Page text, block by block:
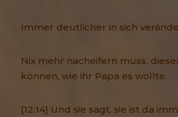
Immer deutlicher in sich
Nix mehr nacheifern muss,
können, wie ihr Papa es wollte.
[12:14] Und sie sagt, sie ist da